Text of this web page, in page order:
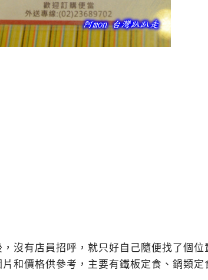
沒有店員招呼，就只好自己隨便找了個位
片和價格供參考，主要有鐵板定食、鍋類